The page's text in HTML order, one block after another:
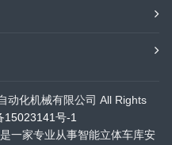
动化机械有限公司 All Rights
15023141号-1
一家专业从事智能立体车库安